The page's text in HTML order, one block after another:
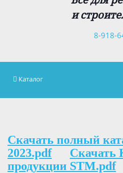
и
8-918-
Каталог
Скачать полный
2023.pdf
Скачать
продукции STM.pdf